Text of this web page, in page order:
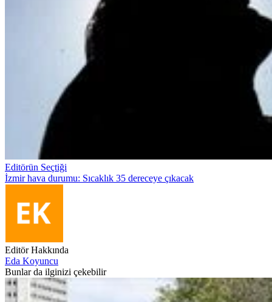
Editörün Seçtiği
İzmir hava durumu: Sıcaklık 35 dereceye çıkacak
Editör Hakkında
Eda Koyuncu
Bunlar da ilginizi çekebilir